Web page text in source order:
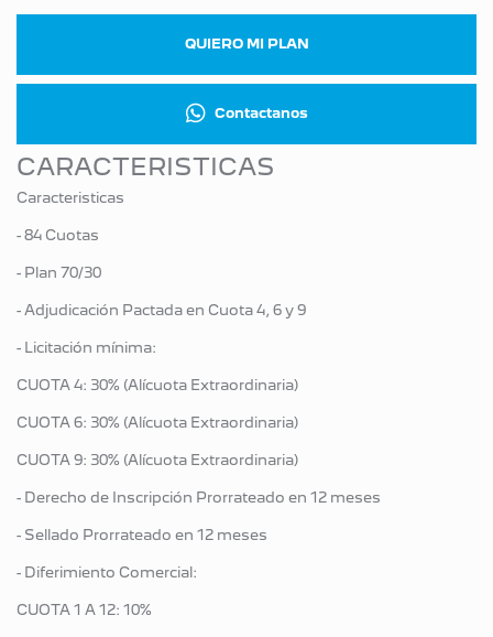
QUIERO MI PLAN
Contactanos
CARACTERISTICAS
Caracteristicas
- 84 Cuotas
- Plan 70/30
- Adjudicación Pactada en Cuota 4, 6 y 9
- Licitación mínima:
CUOTA 4: 30% (Alícuota Extraordinaria)
CUOTA 6: 30% (Alícuota Extraordinaria)
CUOTA 9: 30% (Alícuota Extraordinaria)
- Derecho de Inscripción Prorrateado en 12 meses
- Sellado Prorrateado en 12 meses
- Diferimiento Comercial:
CUOTA 1 A 12: 10%